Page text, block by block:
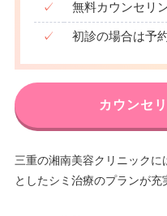
✓ 無料カウンセリ
✓ 初診の場合は予
カウンセ
三重の湘南美容クリニック
としたシミ治療のプランが充